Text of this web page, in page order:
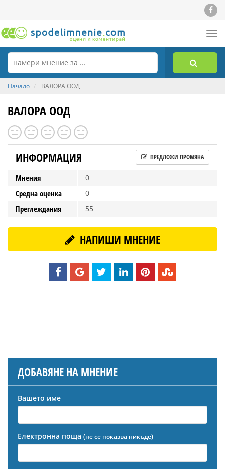
Начало ВАЛОРА ООД
ВАЛОРА ООД
ИНФОРМАЦИЯ ПРЕДЛОЖИ ПРОМЯНА
Мнения 0
Средна оценка 0
Преглеждания 55
НАПИШИ МНЕНИЕ
ДОБАВЯНЕ НА МНЕНИЕ
Вашето име
Електронна поща (не се показва никъде)